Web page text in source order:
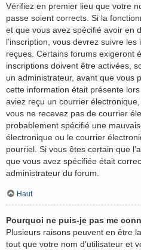
Vérifiez en premier lieu que votre
passe soient corrects. Si la
et que vous avez spécifié avoir en
l’inscription, vous devrez suivre
reçues. Certains forums exigeront
inscriptions doivent être activées,
un administrateur, avant que vous
cette information était présente
aviez reçu un courrier
vous ne recevez pas de courrier
probablement spécifié une
électronique ou le courrier
pourriel. Si vous êtes certain que
que vous avez spécifiée était
administrateur du forum.
Haut
Pourquoi ne puis-je pas me
Plusieurs raisons peuvent en être
tout que votre nom d’utilisateur et